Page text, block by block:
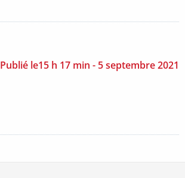
Publié le15 h 17 min - 5 septembre 2021